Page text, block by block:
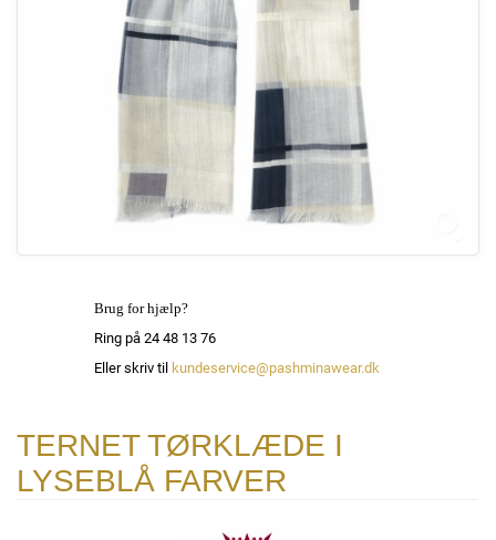
Brug for hjælp?
Ring på 24 48 13 76
Eller skriv til kundeservice@pashminawear.dk
TERNET TØRKLÆDE I
LYSEBLÅ FARVER